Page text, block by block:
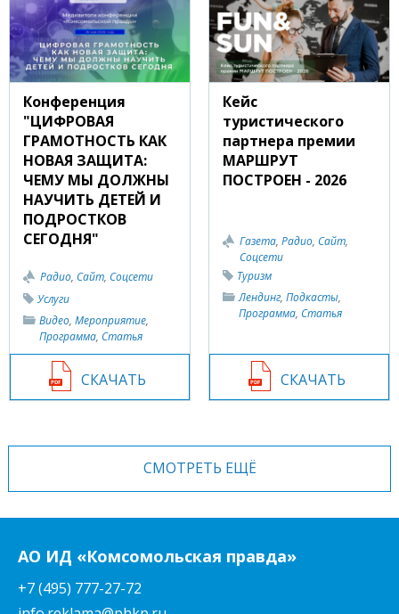
Конференция
"ЦИФРОВАЯ
ГРАМОТНОСТЬ КАК
НОВАЯ ЗАЩИТА:
ЧЕМУ МЫ ДОЛЖНЫ
НАУЧИТЬ ДЕТЕЙ И
ПОДРОСТКОВ
СЕГОДНЯ"
Радио, Сайт, Соцсети
Услуги
Видео, Мероприятие,
Программа, Статья
СКАЧАТЬ
Кейс
туристического
партнера премии
МАРШРУТ
ПОСТРОЕН - 2026
Газета, Радио, Сайт,
Соцсети
Туризм
Лендинг, Подкасты,
Программа, Статья
СКАЧАТЬ
СМОТРЕТЬ ЕЩЁ
АО ИД «Комсомольская правда»
+7 (495) 777-27-72